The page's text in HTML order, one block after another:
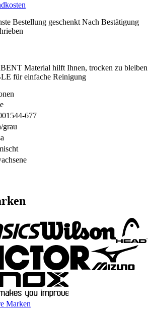
Bestellung geschenkt Nach Bestätigung
Material hilft Ihnen, trocken zu bleiben
für einfache Reinigung
677
grau
Marken